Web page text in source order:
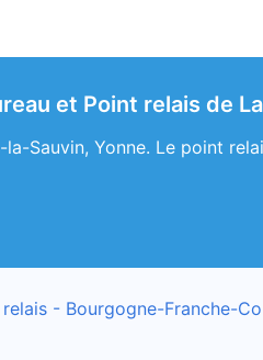
et Point relais de
Sauvin, Yonne. Le point
- Bourgogne-Franche-